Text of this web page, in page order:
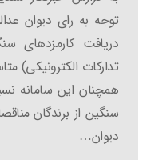
توجه به رای دیوان
دریافت کارمزدهای
تدارکات الکترونیکی)
همچنان این سامانه
سنگین از برندگان
دیوان…